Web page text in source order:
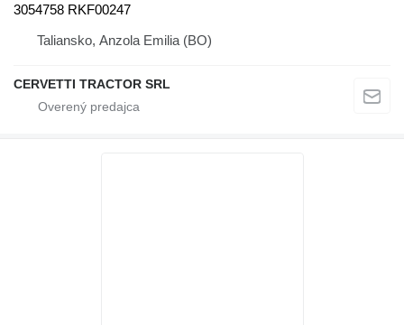
3054758 RKF00247
Taliansko, Anzola Emilia (BO)
CERVETTI TRACTOR SRL